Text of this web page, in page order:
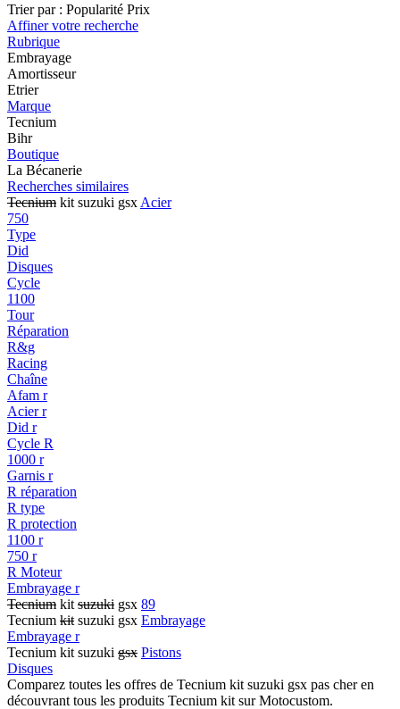
Trier par : Popularité Prix
Affiner votre recherche
Rubrique
Embrayage
Amortisseur
Etrier
Marque
Tecnium
Bihr
Boutique
La Bécanerie
Recherches similaires
Tecnium kit suzuki gsx Acier
750
Type
Did
Disques
Cycle
1100
Tour
Réparation
R&g
Racing
Chaîne
Afam r
Acier r
Did r
Cycle R
1000 r
Garnis r
R réparation
R type
R protection
1100 r
750 r
R Moteur
Embrayage r
Tecnium kit suzuki gsx 89
Tecnium kit suzuki gsx Embrayage
Embrayage r
Tecnium kit suzuki gsx Pistons
Disques
Comparez toutes les offres de Tecnium kit suzuki gsx pas cher en
découvrant tous les produits Tecnium kit sur Motocustom.